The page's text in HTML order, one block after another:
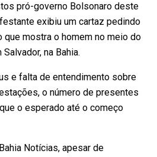
pró-governo Bolsonaro deste
exibiu um cartaz pedindo
que mostra o homem no meio do
na Bahia.
e falta de entendimento sobre
o número de presentes
o esperado até o começo
Notícias, apesar de